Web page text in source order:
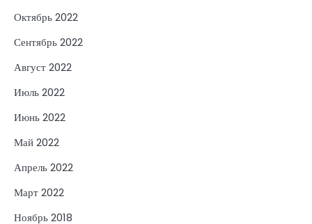
Октябрь 2022
Сентябрь 2022
Август 2022
Июль 2022
Июнь 2022
Май 2022
Апрель 2022
Март 2022
Ноябрь 2018